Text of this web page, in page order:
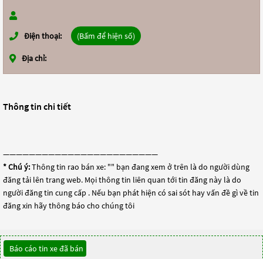
Điện thoại: (Bấm để hiện số)
Địa chỉ:
Thông tin chi tiết
————————————————————————
* Chú ý:Thông tin rao bán xe: "" bạn đang xem ở trên là do người dùng
đăng tải lên trang web. Mọi thông tin liên quan tới tin đăng này là do
người đăng tin cung cấp . Nếu bạn phát hiện có sai sót hay vấn đề gì về tin
đăng xin hãy thông báo cho chúng tôi
Báo cáo tin xe đã bán